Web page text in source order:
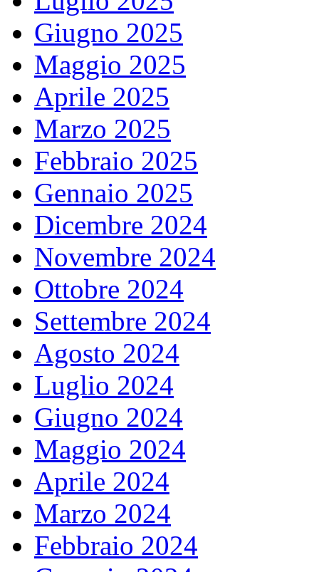
Giugno 2025
Maggio 2025
Aprile 2025
Marzo 2025
Febbraio 2025
Gennaio 2025
Dicembre 2024
Novembre 2024
Ottobre 2024
Settembre 2024
Agosto 2024
Luglio 2024
Giugno 2024
Maggio 2024
Aprile 2024
Marzo 2024
Febbraio 2024